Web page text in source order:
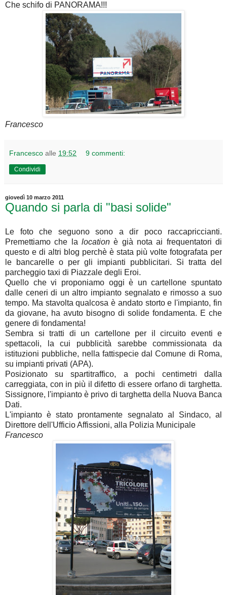
Che schifo di PANORAMA!!!
Francesco
Francesco alle 19:52 9 commenti:
Condividi
giovedì 10 marzo 2011
Quando si parla di "basi solide"
Le foto che seguono sono a dir poco raccapriccianti.
Premettiamo che la location è già nota ai frequentatori di
questo e di altri blog perchè è stata più volte fotografata per
le bancarelle o per gli impianti pubblicitari. Si tratta del
parcheggio taxi di Piazzale degli Eroi.
Quello che vi proponiamo oggi è un cartellone spuntato
dalle ceneri di un altro impianto segnalato e rimosso a suo
tempo. Ma stavolta qualcosa è andato storto e l'impianto, fin
da giovane, ha avuto bisogno di solide fondamenta. E che
genere di fondamenta!
Sembra si tratti di un cartellone per il circuito eventi e
spettacoli, la cui pubblicità sarebbe commissionata da
istituzioni pubbliche, nella fattispecie dal Comune di Roma,
su impianti privati (APA).
Posizionato su spartitraffico, a pochi centimetri dalla
carreggiata, con in più il difetto di essere orfano di targhetta.
Sissignore, l'impianto è privo di targhetta della Nuova Banca
Dati.
L'impianto è stato prontamente segnalato al Sindaco, al
Direttore dell'Ufficio Affissioni, alla Polizia Municipale
Francesco